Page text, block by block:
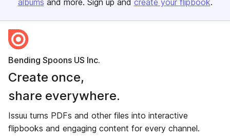
albums and more. Sign up and create your flipbook.
Bending Spoons US Inc.
Create once,
share everywhere.
Issuu turns PDFs and other files into interactive
flipbooks and engaging content for every channel.